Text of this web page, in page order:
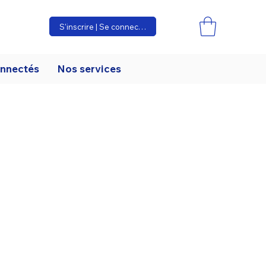
S'inscrire | Se connecter
Nos services